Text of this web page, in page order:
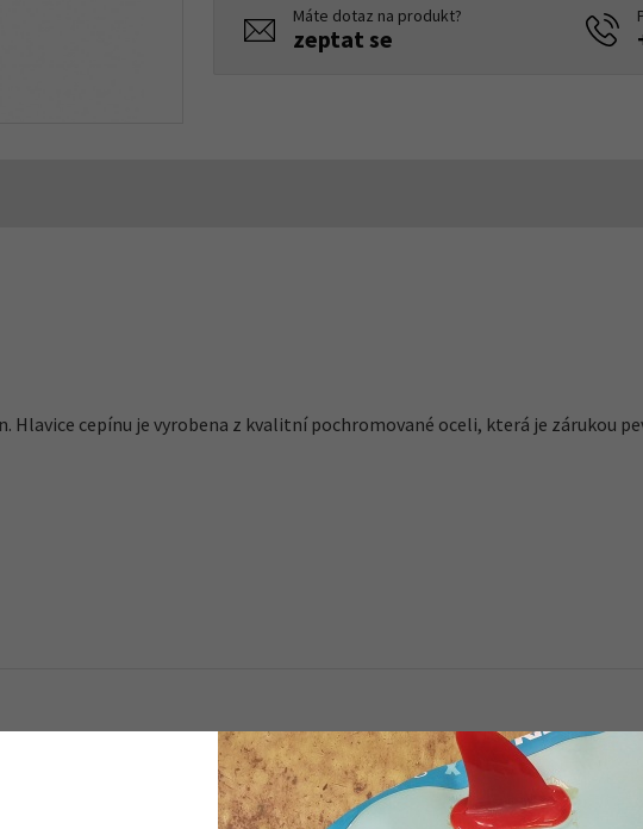
Máte dotaz na produkt?
zeptat se
Hlavice cepínu je vyrobena z kvalitní pochromované oceli, která je zárukou
Pohlaví: unisex